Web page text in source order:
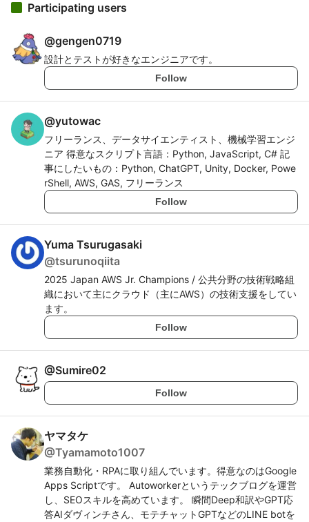
Participating users
@gengen0719
設計とテストが好きなエンジニアです。
Follow
@yutowac
フリーランス、データサイエンティスト、機械学習エンジ
ニア 得意なスクリプト言語：Python, JavaScript, C# 記
事にしたいもの：Python, ChatGPT, Unity, Docker, Powe
rShell, AWS, GAS, フリーランス
Follow
Yuma Tsurugasaki
@tsurunoqiita
2025 Japan AWS Jr. Champions / 公共分野の技術戦略組
織において主にクラウド（主にAWS）の技術支援をしてい
ます。
Follow
@Sumire02
Follow
ヤマタケ
@Tyamamoto1007
業務自動化・RPAに取り組んでいます。得意なのはGoogle
Apps Scriptです。 Autoworkerというテックブログを運営
し、SEOスキルを高めています。 瞬間Deep和訳やGPT応
答AIダヴィンチさん、モテチャットGPTなどのLINE botを